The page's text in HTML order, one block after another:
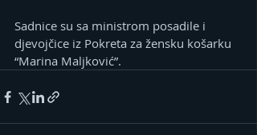
Sadnice su sa ministrom posadile i
djevojčice iz Pokreta za žensku košarku
“Marina Maljković”.